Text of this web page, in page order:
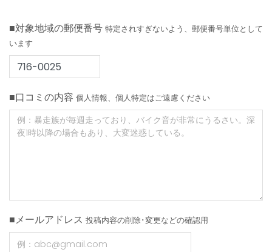
■対象地域の郵便番号 特定されすぎないよう、郵便番号単位として
います
■口コミの内容 個人情報、個人特定はご遠慮ください
■メールアドレス 投稿内容の削除･変更などの確認用